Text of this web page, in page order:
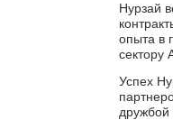
Нурзай
опыта в
сектору
Успех
дружбой